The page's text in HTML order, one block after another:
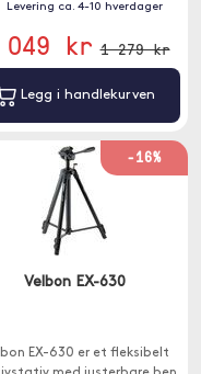
Levering ca. 4-10 hverdager
049 kr 1 279 kr
Legg i handlekurven
-16%
Velbon EX-630
EX-630 er et fleksibelt